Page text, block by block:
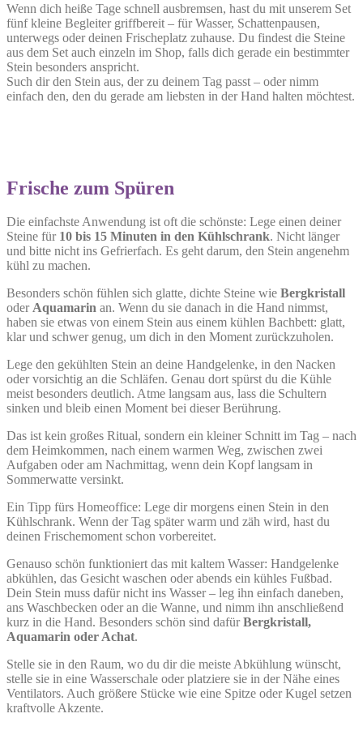
Wenn dich heiße Tage schnell ausbremsen, hast du mit unserem Set
fünf kleine Begleiter griffbereit – für Wasser, Schattenpausen,
unterwegs oder deinen Frischeplatz zuhause. Du findest die Steine
aus dem Set auch einzeln im Shop, falls dich gerade ein bestimmter
Stein besonders anspricht.
Such dir den Stein aus, der zu deinem Tag passt – oder nimm
einfach den, den du gerade am liebsten in der Hand halten möchtest.
Frische zum Spüren
Die einfachste Anwendung ist oft die schönste: Lege einen deiner
Steine für 10 bis 15 Minuten in den Kühlschrank. Nicht länger
und bitte nicht ins Gefrierfach. Es geht darum, den Stein angenehm
kühl zu machen.
Besonders schön fühlen sich glatte, dichte Steine wie Bergkristall
oderAquamarin an. Wenn du sie danach in die Hand nimmst,
haben sie etwas von einem Stein aus einem kühlen Bachbett: glatt,
klar und schwer genug, um dich in den Moment zurückzuholen.
Lege den gekühlten Stein an deine Handgelenke, in den Nacken
oder vorsichtig an die Schläfen. Genau dort spürst du die Kühle
meist besonders deutlich. Atme langsam aus, lass die Schultern
sinken und bleib einen Moment bei dieser Berührung.
Das ist kein großes Ritual, sondern ein kleiner Schnitt im Tag – nach
dem Heimkommen, nach einem warmen Weg, zwischen zwei
Aufgaben oder am Nachmittag, wenn dein Kopf langsam in
Sommerwatte versinkt.
Ein Tipp fürs Homeoffice: Lege dir morgens einen Stein in den
Kühlschrank. Wenn der Tag später warm und zäh wird, hast du
deinen Frischemoment schon vorbereitet.
Genauso schön funktioniert das mit kaltem Wasser: Handgelenke
abkühlen, das Gesicht waschen oder abends ein kühles Fußbad.
Dein Stein muss dafür nicht ins Wasser – leg ihn einfach daneben,
ans Waschbecken oder an die Wanne, und nimm ihn anschließend
kurz in die Hand. Besonders schön sind dafürBergkristall,
Aquamarin oder Achat.
Stelle sie in den Raum, wo du dir die meiste Abkühlung wünscht,
stelle sie in eine Wasserschale oder platziere sie in der Nähe eines
Ventilators. Auch größere Stücke wie eine Spitze oder Kugel setzen
kraftvolle Akzente.